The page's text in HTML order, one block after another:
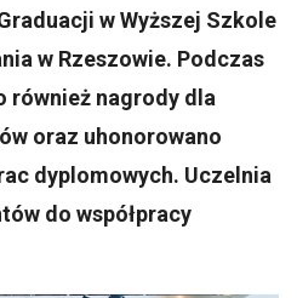
w Wyższej Szkole
w Rzeszowie. Podczas
również nagrody dla
oraz uhonorowano
dyplomowych. Uczelnia
do współpracy